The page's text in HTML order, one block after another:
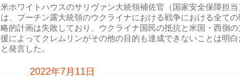
米ホワイトハウスのサリヴァン大統領補佐官（国家安全保障担当
は、プーチン露大統領のウクライナにおける戦争における全ての
略的計画は失敗しており、ウクライナ国民の抵抗と米国・西側の
援によってクレムリンがその他の目的も達成できないことは明白
と発言した。
2022年7月11日